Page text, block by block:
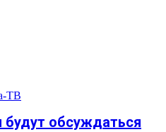
ТВ
обсуждаться